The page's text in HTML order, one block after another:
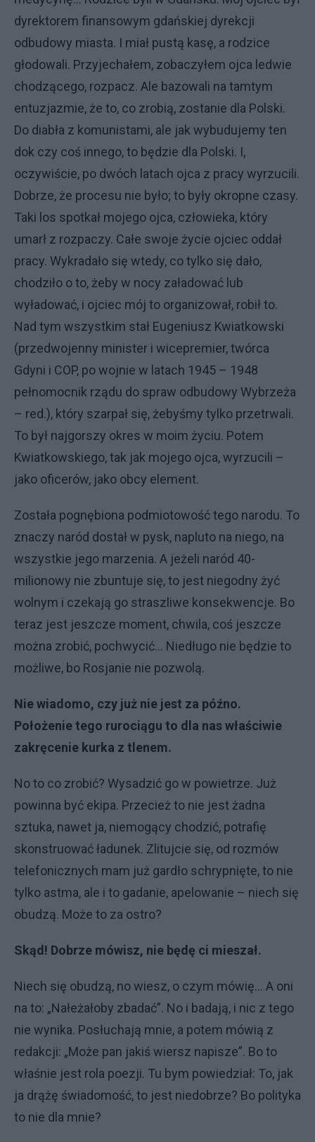
dyrektorem finansowym gdańskiej dyrekcji
odbudowy miasta. I miał pustą kasę, a rodzice
głodowali. Przyjechałem, zobaczyłem ojca ledwie
chodzącego, rozpacz. Ale bazowali na tamtym
entuzjazmie, że to, co zrobią, zostanie dla Polski.
Do diabła z komunistami, ale jak wybudujemy ten
dok czy coś innego, to będzie dla Polski. I,
oczywiście, po dwóch latach ojca z pracy wyrzucili.
Dobrze, że procesu nie było; to były okropne czasy.
Taki los spotkał mojego ojca, człowieka, który
umarł z rozpaczy. Całe swoje życie ojciec oddał
pracy. Wykradało się wtedy, co tylko się dało,
chodziło o to, żeby w nocy załadować lub
wyładować, i ojciec mój to organizował, robił to.
Nad tym wszystkim stał Eugeniusz Kwiatkowski
(przedwojenny minister i wicepremier, twórca
Gdyni i COP, po wojnie w latach 1945 – 1948
pełnomocnik rządu do spraw odbudowy Wybrzeża
– red.), który szarpał się, żebyśmy tylko przetrwali.
To był najgorszy okres w moim życiu. Potem
Kwiatkowskiego, tak jak mojego ojca, wyrzucili –
jako oficerów, jako obcy element.
Została pognębiona podmiotowość tego narodu. To
znaczy naród dostał w pysk, napluto na niego, na
wszystkie jego marzenia. A jeżeli naród 40-
milionowy nie zbuntuje się, to jest niegodny żyć
wolnym i czekają go straszliwe konsekwencje. Bo
teraz jest jeszcze moment, chwila, coś jeszcze
można zrobić, pochwycić... Niedługo nie będzie to
możliwe, bo Rosjanie nie pozwolą.
Nie wiadomo, czy już nie jest za późno.
Położenie tego rurociągu to dla nas właściwie
zakręcenie kurka z tlenem.
No to co zrobić? Wysadzić go w powietrze. Już
powinna być ekipa. Przecież to nie jest żadna
sztuka, nawet ja, niemogący chodzić, potrafię
skonstruować ładunek. Zlitujcie się, od rozmów
telefonicznych mam już gardło schrypnięte, to nie
tylko astma, ale i to gadanie, apelowanie – niech się
obudzą. Może to za ostro?
Skąd! Dobrze mówisz, nie będę ci mieszał.
Niech się obudzą, no wiesz, o czym mówię... A oni
na to: „Nałeżałoby zbadać”. No i badają, i nic z tego
nie wynika. Posłuchają mnie, a potem mówią z
redakcji: „Może pan jakiś wiersz napisze”. Bo to
właśnie jest rola poezji. Tu bym powiedział: To, jak
ja drążę świadomość, to jest niedobrze? Bo polityka
to nie dla mnie?